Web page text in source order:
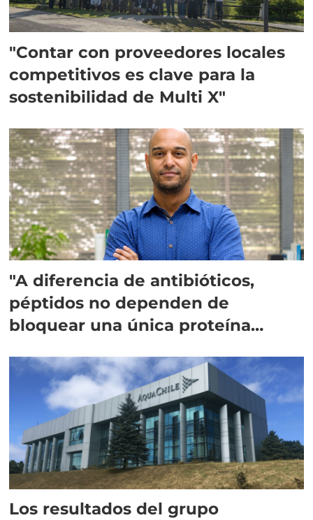
"Contar con proveedores locales
competitivos es clave para la
sostenibilidad de Multi X"
"A diferencia de antibióticos,
péptidos no dependen de
bloquear una única proteína
Los resultados del grupo